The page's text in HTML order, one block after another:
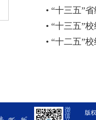
• “十三五”
• “十三五”
• “十二五”
版